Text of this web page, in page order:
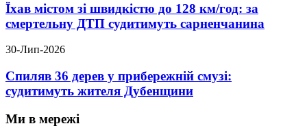
Їхав містом зі швидкістю до 128 км/год: за
смертельну ДТП судитимуть сарненчанина
30-Лип-2026
Спиляв 36 дерев у прибережній смузі:
судитимуть жителя Дубенщини
Ми в мережі